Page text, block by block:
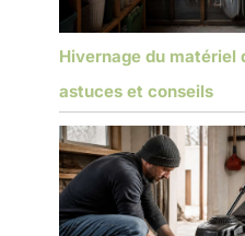
Hivernage du matériel
astuces et conseils